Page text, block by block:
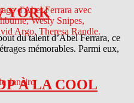
YORK
du talent d’Abel Ferrara, ce
mémorables. Parmi eux,
À LA COOL